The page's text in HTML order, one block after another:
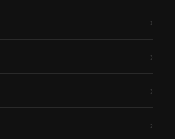
›
›
›
›